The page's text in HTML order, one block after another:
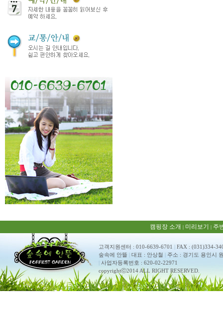
캠핑장 소개 | 미리보기 | 주
고객지원센터 : 010-6639-6701 | FAX : (031)334-
숲속에 안뜰 | 대표 : 안상철 | 주소 : 경기도 용인시
사업자등록번호 : 620-02-22971
copyrightⓒ2014 ALL RIGHT RESERVED.